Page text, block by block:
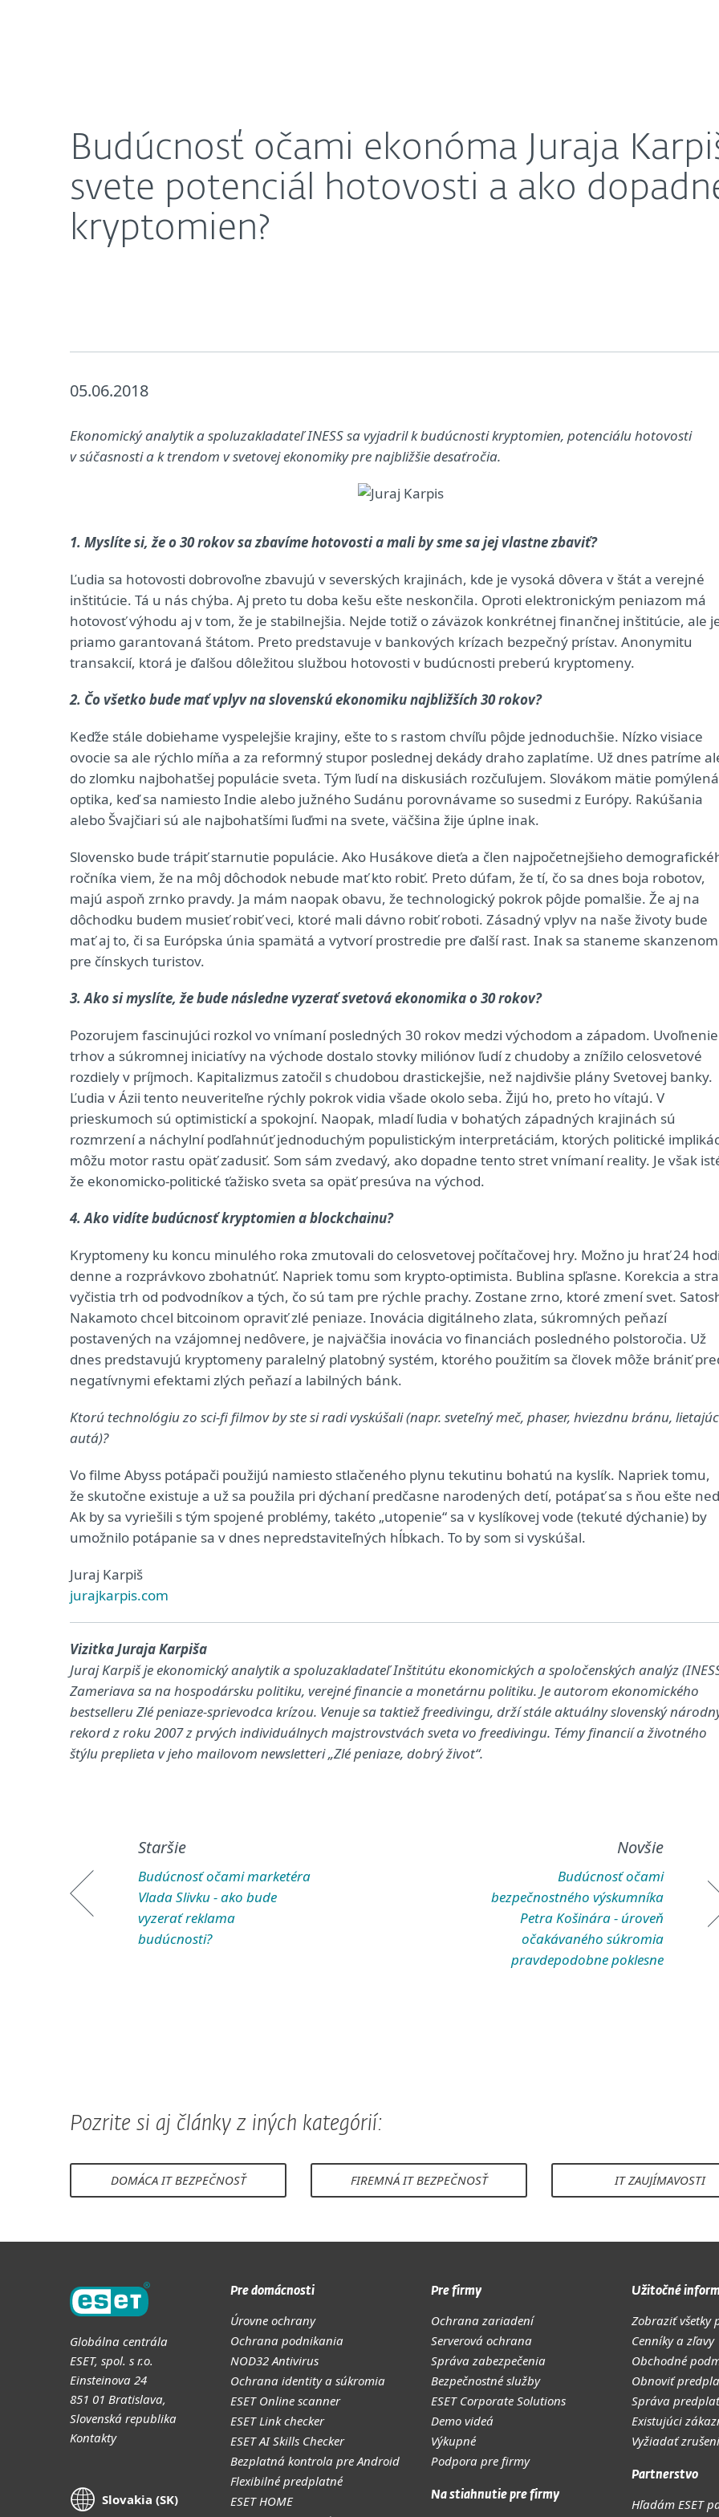
Budúcnosť očami ekonóma Juraja
svete potenciál hotovosti a ako
kryptomien?
05.06.2018
Ekonomický analytik a spoluzakladateľ INESS sa vyjadril k budúcnosti kryptomien, potenciálu hotovosti
v súčasnosti a k trendom v svetovej ekonomiky pre najbližšie desaťročia.
1. Myslíte si, že o 30 rokov sa zbavíme hotovosti a mali by sme sa jej vlastne zbaviť?
Ľudia sa hotovosti dobrovoľne zbavujú v severských krajinách, kde je vysoká dôvera v štát a verejné
inštitúcie. Tá u nás chýba. Aj preto tu doba kešu ešte neskončila. Oproti elektronickým peniazom má
hotovosť výhodu aj v tom, že je stabilnejšia. Nejde totiž o záväzok konkrétnej finančnej inštitúcie, ale
priamo garantovaná štátom. Preto predstavuje v bankových krízach bezpečný prístav. Anonymitu
transakcií, ktorá je ďalšou dôležitou službou hotovosti v budúcnosti preberú kryptomeny.
2. Čo všetko bude mať vplyv na slovenskú ekonomiku najbližších 30 rokov?
Keďže stále dobiehame vyspelejšie krajiny, ešte to s rastom chvíľu pôjde jednoduchšie. Nízko visiace
ovocie sa ale rýchlo míňa a za reformný stupor poslednej dekády draho zaplatíme. Už dnes patríme
do zlomku najbohatšej populácie sveta. Tým ľudí na diskusiách rozčuľujem. Slovákom mätie pomýlená
optika, keď sa namiesto Indie alebo južného Sudánu porovnávame so susedmi z Európy. Rakúšania
alebo Švajčiari sú ale najbohatšími ľuďmi na svete, väčšina žije úplne inak.
Slovensko bude trápiť starnutie populácie. Ako Husákove dieťa a člen najpočetnejšieho
ročníka viem, že na môj dôchodok nebude mať kto robiť. Preto dúfam, že tí, čo sa dnes boja robotov,
majú aspoň zrnko pravdy. Ja mám naopak obavu, že technologický pokrok pôjde pomalšie. Že aj na
dôchodku budem musieť robiť veci, ktoré mali dávno robiť roboti. Zásadný vplyv na naše životy bude
mať aj to, či sa Európska únia spamätá a vytvorí prostredie pre ďalší rast. Inak sa staneme skanzenom
pre čínskych turistov.
3. Ako si myslíte, že bude následne vyzerať svetová ekonomika o 30 rokov?
Pozorujem fascinujúci rozkol vo vnímaní posledných 30 rokov medzi východom a západom. Uvoľnenie
trhov a súkromnej iniciatívy na východe dostalo stovky miliónov ľudí z chudoby a znížilo celosvetové
rozdiely v príjmoch. Kapitalizmus zatočil s chudobou drastickejšie, než najdivšie plány Svetovej banky.
Ľudia v Ázii tento neuveriteľne rýchly pokrok vidia všade okolo seba. Žijú ho, preto ho vítajú. V
prieskumoch sú optimistickí a spokojní. Naopak, mladí ľudia v bohatých západných krajinách sú
rozmrzení a náchylní podľahnúť jednoduchým populistickým interpretáciám, ktorých politické
môžu motor rastu opäť zadusiť. Som sám zvedavý, ako dopadne tento stret vnímaní reality. Je však
že ekonomicko-politické ťažisko sveta sa opäť presúva na východ.
4. Ako vidíte budúcnosť kryptomien a blockchainu?
Kryptomeny ku koncu minulého roka zmutovali do celosvetovej počítačovej hry. Možno ju hrať 24
denne a rozprávkovo zbohatnúť. Napriek tomu som krypto-optimista. Bublina spľasne. Korekcia a
vyčistia trh od podvodníkov a tých, čo sú tam pre rýchle prachy. Zostane zrno, ktoré zmení svet.
Nakamoto chcel bitcoinom opraviť zlé peniaze. Inovácia digitálneho zlata, súkromných peňazí
postavených na vzájomnej nedôvere, je najväčšia inovácia vo financiách posledného polstoročia. Už
dnes predstavujú kryptomeny paralelný platobný systém, ktorého použitím sa človek môže brániť
negatívnymi efektami zlých peňazí a labilných bánk.
Ktorú technológiu zo sci-fi filmov by ste si radi vyskúšali (napr. sveteľný meč, phaser, hviezdnu bránu,
autá)?
Vo filme Abyss potápači použijú namiesto stlačeného plynu tekutinu bohatú na kyslík. Napriek tomu,
že skutočne existuje a už sa použila pri dýchaní predčasne narodených detí, potápať sa s ňou ešte
Ak by sa vyriešili s tým spojené problémy, takéto „utopenie“ sa v kyslíkovej vode (tekuté dýchanie) by
umožnilo potápanie sa v dnes nepredstaviteľných hĺbkach. To by som si vyskúšal.
Juraj Karpiš
jurajkarpis.com
Vizitka Juraja Karpiša
Juraj Karpiš je ekonomický analytik a spoluzakladateľ Inštitútu ekonomických a spoločenských analýz
Zameriava sa na hospodársku politiku, verejné financie a monetárnu politiku. Je autorom ekonomického
bestselleru Zlé peniaze-sprievodca krízou. Venuje sa taktiež freedivingu, drží stále aktuálny slovenský
rekord z roku 2007 z prvých individuálnych majstrovstvách sveta vo freedivingu. Témy financií a životného
štýlu preplieta v jeho mailovom newsletteri „Zlé peniaze, dobrý život“.
Staršie
Budúcnosť očami marketéra
Vlada Slivku - ako bude
vyzerať reklama
budúcnosti?
Novšie
Budúcnosť očami
bezpečnostného výskumníka
Petra Košinára - úroveň
očakávaného súkromia
pravdepodobne poklesne
Pozrite si aj články z iných kategórií:
DOMÁCA IT BEZPEČNOSŤ FIREMNÁ IT BEZPEČNOSŤ IT ZAUJÍMAVOSTI
Globálna centrála
ESET, spol. s r.o.
Einsteinova 24
851 01 Bratislava,
Slovenská republika
Kontakty
Slovakia (SK)
Pre domácnosti
Úrovne ochrany
Ochrana podnikania
NOD32 Antivirus
Ochrana identity a súkromia
ESET Online scanner
ESET Link checker
ESET AI Skills Checker
Bezplatná kontrola pre Android
Flexibilné predplatné
ESET HOME
Pre firmy
Ochrana zariadení
Serverová ochrana
Správa zabezpečenia
Bezpečnostné služby
ESET Corporate Solutions
Demo videá
Výkupné
Podpora pre firmy
Na stiahnutie pre firmy
Užitočné
Zobraziť všetky
Cenníky a zľavy
Obchodné
Obnoviť
Správa
Existujúci
Vyžiadať
Partnerstvo
Hľadám ESET